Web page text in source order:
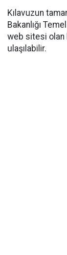
Kılavuzun
Bakanlığı
web sitesi
ulaşılabilir.